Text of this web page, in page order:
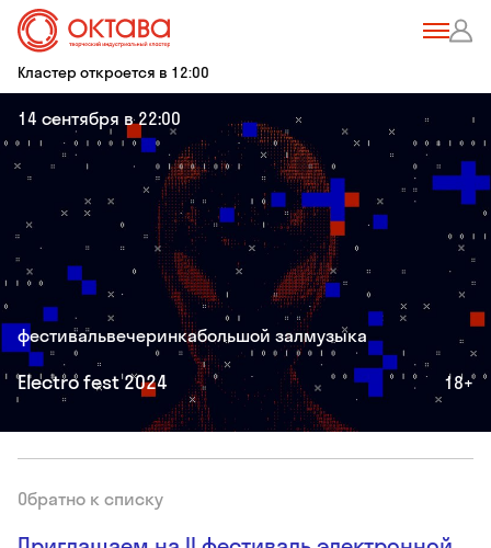
Кластер откроется в 12:00
14 сентября в 22:00
фестивальвечеринкабольшой залмузыка
Electro fest 2024 18+
Обратно к списку